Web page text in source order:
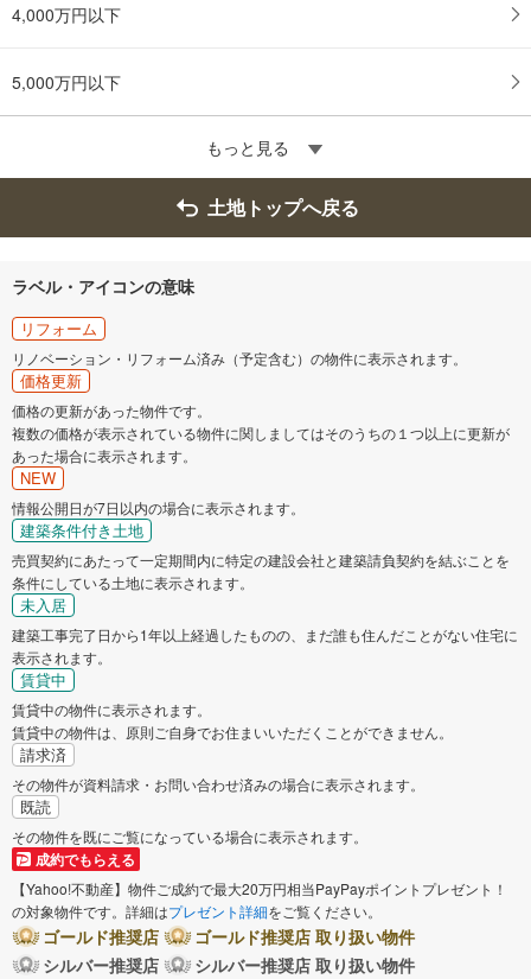
4,000万円以下
5,000万円以下
もっと見る
土地トップへ戻る
ラベル・アイコンの意味
リフォーム
リノベーション・リフォーム済み（予定含む）の物件に表示されます。
価格更新
価格の更新があった物件です。
複数の価格が表示されている物件に関しましてはそのうちの１つ以上に更新が
あった場合に表示されます。
NEW
情報公開日が7日以内の場合に表示されます。
建築条件付き土地
売買契約にあたって一定期間内に特定の建設会社と建築請負契約を結ぶことを
条件にしている土地に表示されます。
未入居
建築工事完了日から1年以上経過したものの、まだ誰も住んだことがない住宅に
表示されます。
賃貸中
賃貸中の物件に表示されます。
賃貸中の物件は、原則ご自身でお住まいいただくことができません。
請求済
その物件が資料請求・お問い合わせ済みの場合に表示されます。
既読
その物件を既にご覧になっている場合に表示されます。
成約でもらえる
【Yahoo!不動産】物件ご成約で最大20万円相当PayPayポイントプレゼント！
の対象物件です。詳細はプレゼント詳細をご覧ください。
ゴールド推奨店
ゴールド推奨店 取り扱い物件
シルバー推奨店
シルバー推奨店 取り扱い物件